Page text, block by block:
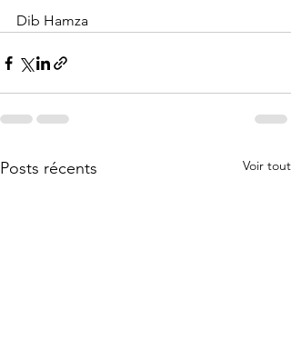
Dib Hamza
Posts récents Voir tout